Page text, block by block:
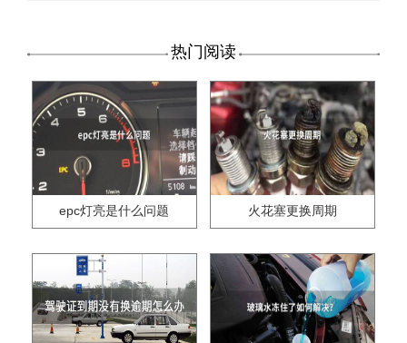
热门阅读
epc灯亮是什么问题 火花塞更换周期